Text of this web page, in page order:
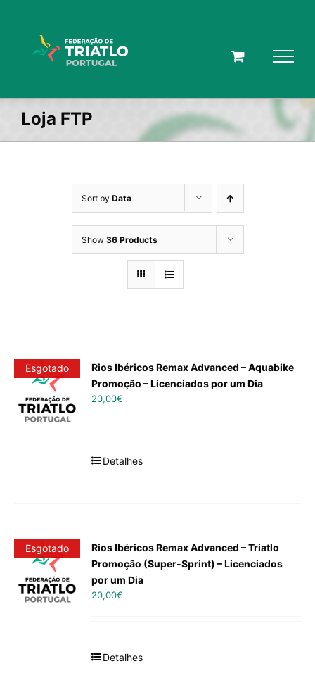
Loja FTP
Sort by Data
Show 36 Products
Esgotado
Rios Ibéricos Remax Advanced – Aquabike
Promoção – Licenciados por um Dia
20,00€
Detalhes
Esgotado
Rios Ibéricos Remax Advanced – Triatlo
Promoção (Super-Sprint) – Licenciados
por um Dia
20,00€
Detalhes